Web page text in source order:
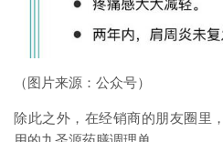
（图片来源：公众号）
除此之外，在经销商的朋友圈里